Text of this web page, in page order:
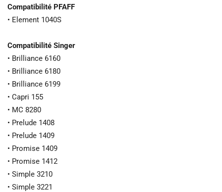
Compatibilité PFAFF
• Element 1040S
Compatibilité Singer
• Brilliance 6160
• Brilliance 6180
• Brilliance 6199
• Capri 155
• MC 8280
• Prelude 1408
• Prelude 1409
• Promise 1409
• Promise 1412
• Simple 3210
• Simple 3221